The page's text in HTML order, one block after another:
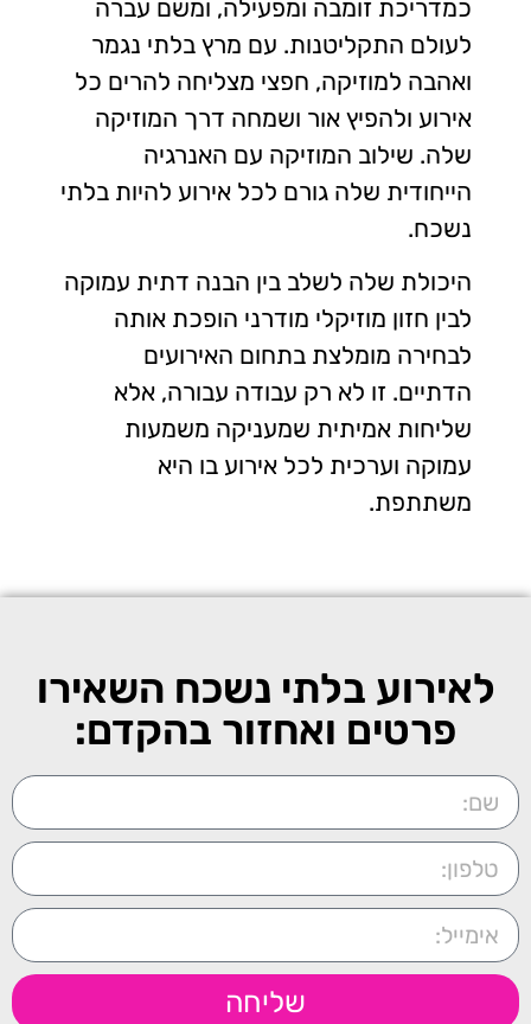
כמדריכת זומבה ומפעילה, ומשם עברה
לעולם התקליטנות. עם מרץ בלתי נגמר
ואהבה למוזיקה, חפצי מצליחה להרים כל
אירוע ולהפיץ אור ושמחה דרך המוזיקה
שלה. שילוב המוזיקה עם האנרגיה
הייחודית שלה גורם לכל אירוע להיות בלתי
נשכח.
היכולת שלה לשלב בין הבנה דתית עמוקה
לבין חזון מוזיקלי מודרני הופכת אותה
לבחירה מומלצת בתחום האירועים
הדתיים. זו לא רק עבודה עבורה, אלא
שליחות אמיתית שמעניקה משמעות
עמוקה וערכית לכל אירוע בו היא
משתתפת.
לאירוע בלתי נשכח השאירו
פרטים ואחזור בהקדם:
שליחה